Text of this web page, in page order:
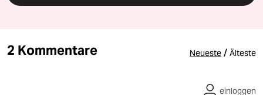
2 Kommentare Neueste / Älteste
einloggen